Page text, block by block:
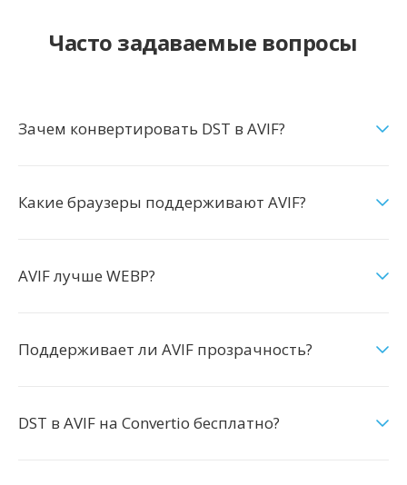
Часто задаваемые вопросы
Зачем конвертировать DST в AVIF?
Какие браузеры поддерживают AVIF?
AVIF лучше WEBP?
Поддерживает ли AVIF прозрачность?
DST в AVIF на Convertio бесплатно?